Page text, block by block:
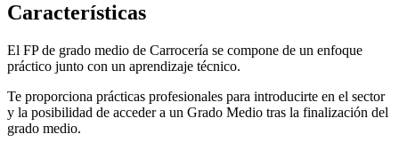
Características
El FP de grado medio de Carrocería se compone de un enfoque
práctico junto con un aprendizaje técnico.
Te proporciona prácticas profesionales para introducirte en el sector
y la posibilidad de acceder a un Grado Medio tras la finalización del
grado medio.